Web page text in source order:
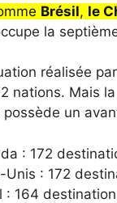
Brésil, le
la
réalisée
nations. Mais
possède un
: 172
Unis : 172
: 164